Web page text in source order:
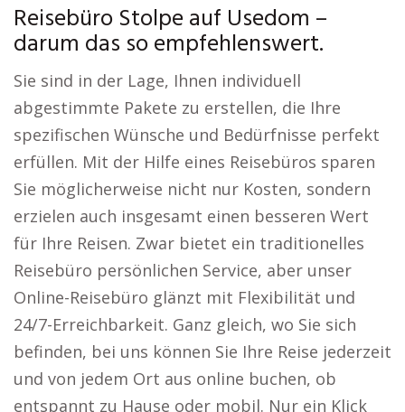
Reisebüro Stolpe auf Usedom –
darum das so empfehlenswert.
Sie sind in der Lage, Ihnen individuell
abgestimmte Pakete zu erstellen, die Ihre
spezifischen Wünsche und Bedürfnisse perfekt
erfüllen. Mit der Hilfe eines Reisebüros sparen
Sie möglicherweise nicht nur Kosten, sondern
erzielen auch insgesamt einen besseren Wert
für Ihre Reisen. Zwar bietet ein traditionelles
Reisebüro persönlichen Service, aber unser
Online-Reisebüro glänzt mit Flexibilität und
24/7-Erreichbarkeit. Ganz gleich, wo Sie sich
befinden, bei uns können Sie Ihre Reise jederzeit
und von jedem Ort aus online buchen, ob
entspannt zu Hause oder mobil. Nur ein Klick